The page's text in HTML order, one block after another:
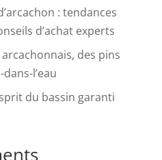
: tendances
d’achat experts
des pins
l’eau
du bassin garanti